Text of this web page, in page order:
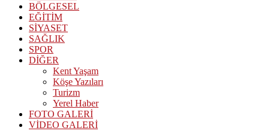
BÖLGESEL
EĞİTİM
SİYASET
SAĞLIK
SPOR
DİĞER
Kent Yaşam
Köşe Yazıları
Turizm
Yerel Haber
FOTO GALERİ
VİDEO GALERİ